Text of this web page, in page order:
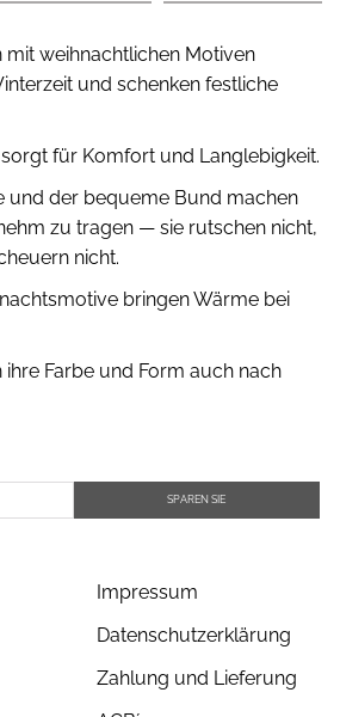
mit weihnachtlichen Motiven
und schenken festliche
für Komfort und Langlebigkeit.
und der bequeme Bund machen
zu tragen — sie rutschen nicht,
nicht.
bringen Wärme bei
ihre Farbe und Form auch nach
SPAREN SIE
Impressum
Datenschutzerklärung
Zahlung und Lieferung